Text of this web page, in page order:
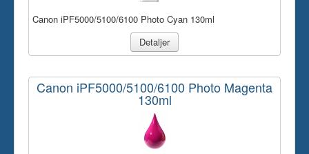
Canon iPF5000/5100/6100 Photo Cyan 130ml
Detaljer
Canon iPF5000/5100/6100 Photo Magenta
130ml